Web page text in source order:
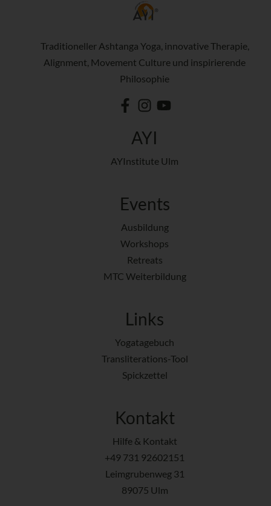
Traditioneller Ashtanga Yoga, innovative Therapie,
Alignment, Movement Culture und inspirierende
Philosophie
AYI
AYInstitute Ulm
Events
Ausbildung
Workshops
Retreats
MTC Weiterbildung
Links
Yogatagebuch
Transliterations-Tool
Spickzettel
Kontakt
Hilfe & Kontakt
+49 731 92602151
Leimgrubenweg 31
89075 Ulm